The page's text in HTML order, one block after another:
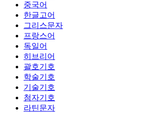
중국어
한글고어
그리스문자
프랑스어
독일어
히브리어
괄호기호
학술기호
기술기호
첨자기호
라틴문자